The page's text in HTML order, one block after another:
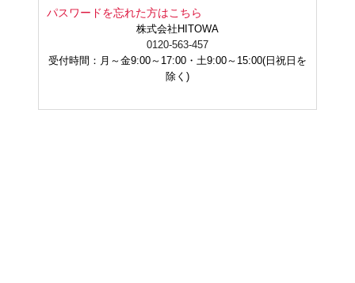
パスワードを忘れた方はこちら
株式会社HITOWA
0120-563-457
受付時間：月～金9:00～17:00・土9:00～15:00(日祝日を
除く)